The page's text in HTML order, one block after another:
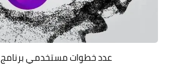
عدد خطوات مستخدمي برنامج sweatcoin